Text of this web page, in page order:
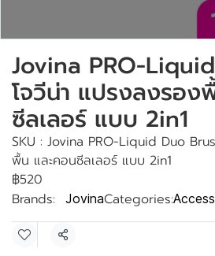
Jovina PRO-
โจวีน่า แปรงลงรอง
ซีลเลอร์ แบบ 2in1
SKU : Jovina PRO-Liquid Duo
พื้น และคอนซีลเลอร์ แบบ 2in1
฿520
Brands:
JovinaCategories:
Share